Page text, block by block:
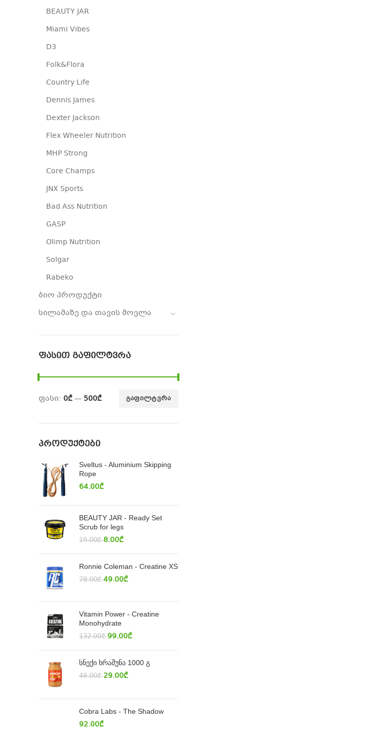
BEAUTY JAR
Miami Vibes
D3
Folk&Flora
Country Life
Dennis James
Dexter Jackson
Flex Wheeler Nutrition
MHP Strong
Core Champs
JNX Sports
Bad Ass Nutrition
GASP
Olimp Nutrition
Solgar
Rabeko
ბიო პროდუქტი
სილამაზე და თავის მოვლა
ᲤᲐᲡᲘᲗ ᲒᲐᲤᲘᲚᲢᲕᲠᲐ
ᲒᲐᲤᲘᲚᲢᲕᲠᲐ
ფასი: 0₾— 500₾
ᲞᲠᲝᲓᲣᲥᲢᲔᲑᲘ
Sveltus - Aluminium Skipping
Rope
64.00₾
BEAUTY JAR - Ready Set
Scrub for legs
19.00₾ 8.00₾
Ronnie Coleman - Creatine XS
78.00₾ 49.00₾
Vitamin Power - Creatine
Monohydrate
132.00₾ 99.00₾
სნექი ხრაშუნა 1000 გ
48.00₾ 29.00₾
Cobra Labs - The Shadow
92.00₾